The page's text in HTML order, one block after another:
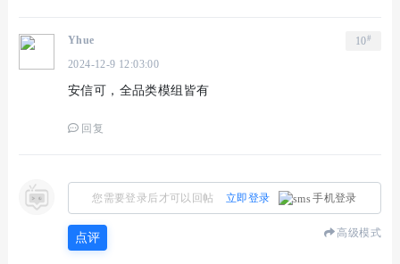
10#
Yhue
2024-12-9 12:03:00
安信可，全品类模组皆有
回复
您需要登录后才可以回帖 立即登录 手机登录
点评 高级模式